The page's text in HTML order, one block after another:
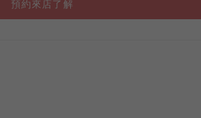
預約來店了解